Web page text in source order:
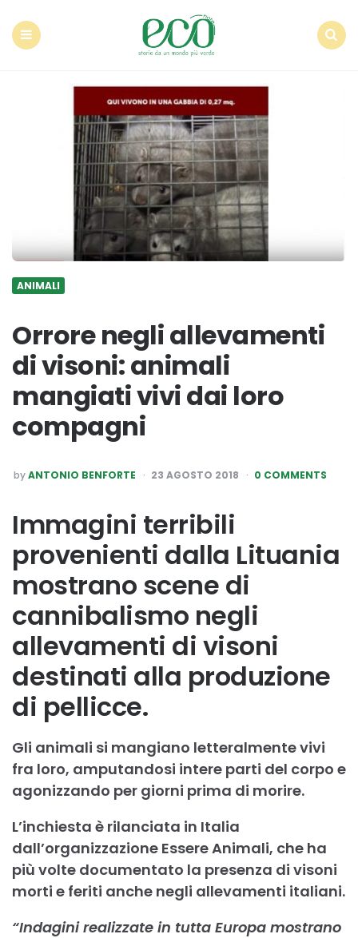
ANIMALI
Orrore negli allevamenti
di visoni: animali
mangiati vivi dai loro
compagni
POSTED
BY
byANTONIO BENFORTE 23 AGOSTO 2018 0 COMMENTS
Immagini terribili
provenienti dalla Lituania
mostrano scene di
cannibalismo negli
allevamenti di visoni
destinati alla produzione
di pellicce.
Gli animali si mangiano letteralmente vivi
fra loro, amputandosi intere parti del corpo e
agonizzando per giorni prima di morire.
L’inchiesta è rilanciata in Italia
dall’organizzazione Essere Animali, che ha
più volte documentato la presenza di visoni
morti e feriti anche negli allevamenti italiani.
“Indagini realizzate in tutta Europa mostrano